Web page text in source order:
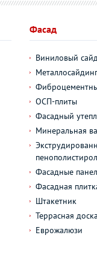
Фасад
Виниловый
Металлосайдинг
ОСП-плиты
Фасадный
Минеральная
пенополистирол
Фасадные
Фасадная
Штакетник
Террасная доска
Еврожалюзи